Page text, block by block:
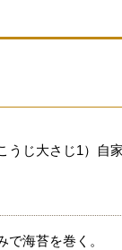
うじ大さじ1）自
海苔を巻く。